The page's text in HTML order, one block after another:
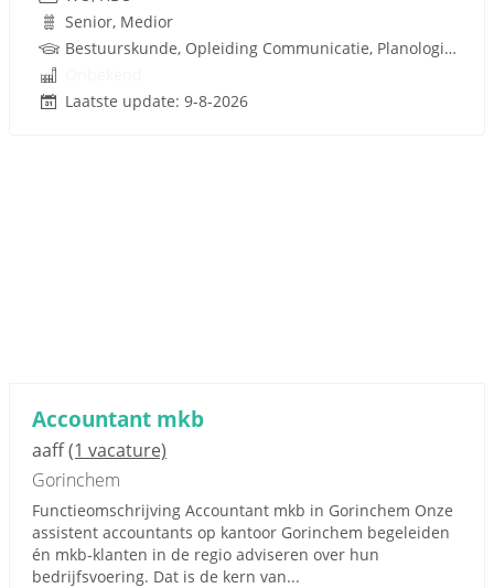
Senior, Medior
Bestuurskunde, Opleiding Communicatie, Planologie, Ruimtelijke Ordening, Rijbewijs
Laatste update: 9-8-2026
Accountant mkb
aaff(1 vacature)
Gorinchem
Functieomschrijving Accountant mkb in Gorinchem Onze
assistent accountants op kantoor Gorinchem begeleiden
én mkb-klanten in de regio adviseren over hun
bedrijfsvoering. Dat is de kern van...